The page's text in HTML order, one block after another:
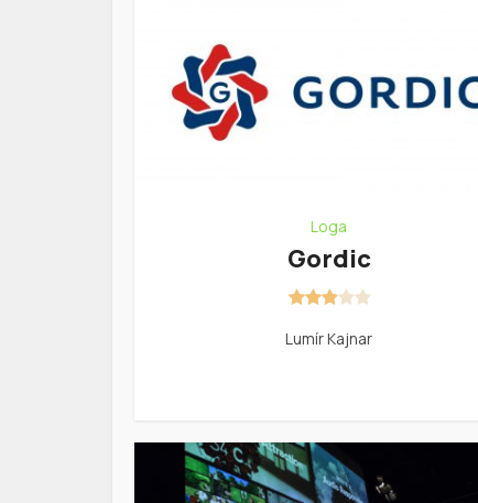
Loga
Gordic
Lumír Kajnar